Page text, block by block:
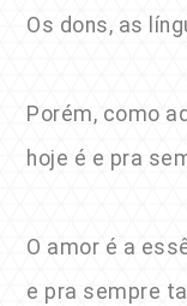
Os dons, as
Porém, como
hoje é e pra
O amor é a
e pra sempre